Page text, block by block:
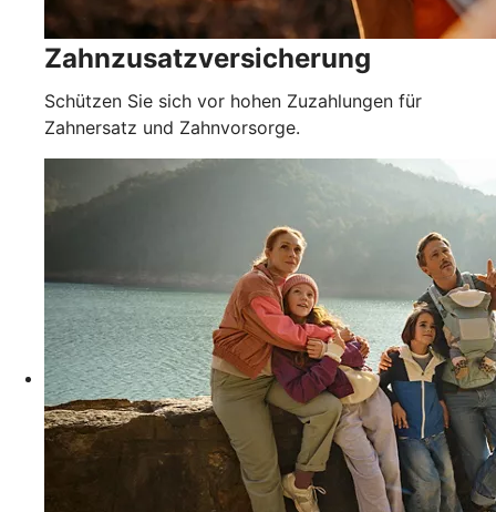
Zahnzusatzversicherung
Schützen Sie sich vor hohen Zuzahlungen für
Zahnersatz und Zahnvorsorge.